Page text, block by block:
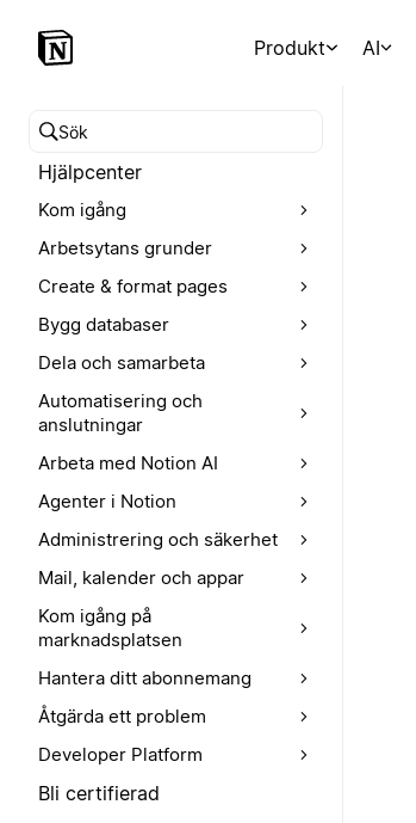
Produkt AI
Sök i hjälpcentret
Hjälpcenter
Kom igång
Arbetsytans grunder
Create & format pages
Bygg databaser
Dela och samarbeta
Automatisering och
anslutningar
Arbeta med Notion AI
Agenter i Notion
Administrering och säkerhet
Mail, kalender och appar
Kom igång på
marknadsplatsen
Hantera ditt abonnemang
Åtgärda ett problem
Developer Platform
Bli certifierad